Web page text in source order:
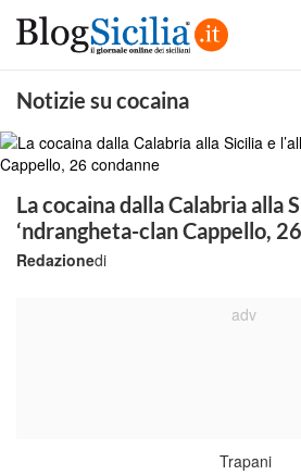
Notizie su cocaina
La cocaina dalla Calabria alla
‘ndrangheta-clan Cappello,
di
Redazione
Trapani